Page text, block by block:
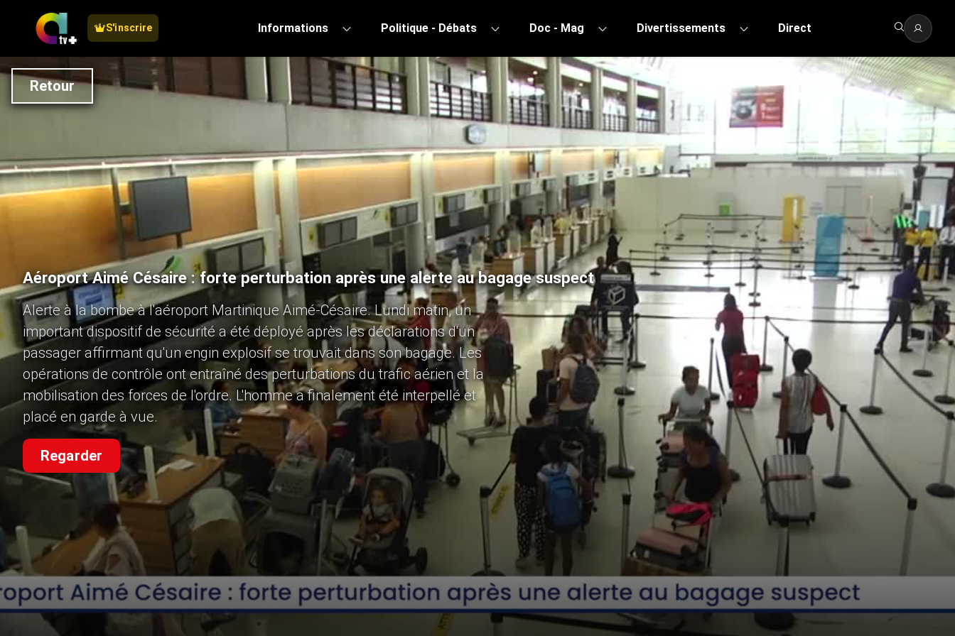
S'inscrire Informations Politique - Débats Doc - Mag Divertissements Direct
Retour
Aéroport Aimé Césaire : forte perturbation après une alerte au bagage suspect
Alerte à la bombe à l'aéroport Martinique Aimé-Césaire. Lundi matin, un
important dispositif de sécurité a été déployé après les déclarations d'un
passager affirmant qu'un engin explosif se trouvait dans son bagage. Les
opérations de contrôle ont entraîné des perturbations du trafic aérien et la
mobilisation des forces de l'ordre. L'homme a finalement été interpellé et
placé en garde à vue.
Regarder